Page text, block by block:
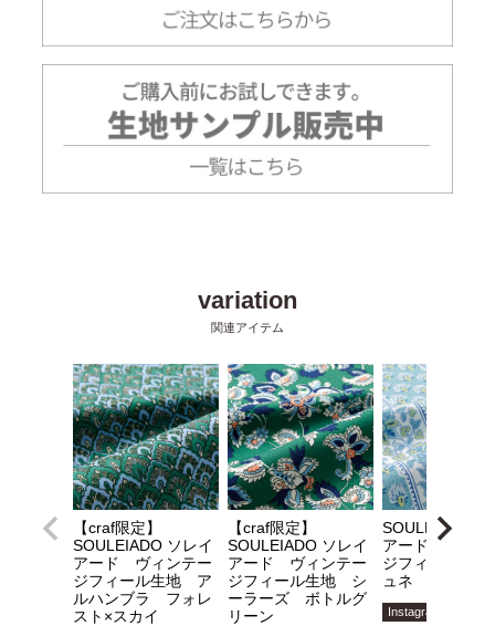
【craf限定】
SOULEIADO ソレイ
アード ヴィンテー
ジフィール生地 ア
ルハンブラ フォレ
スト×スカイ
【craf限定】
SOULEIADO ソレイ
アード ヴィンテー
ジフィール生地 シ
ーラーズ ボトルグ
リーン
SOULEIADO ソ
アード ヴィン
ジフィール生
ュネ ミントブ
Instagram紹介